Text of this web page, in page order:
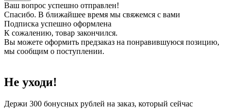
Ваш вопрос успешно отправлен!
Спасибо. В ближайшее время мы свяжемся с вами
Подписка успешно оформлена
К сожалению, товар закончился.
Вы можете оформить предзаказ на понравившуюся позицию,
мы сообщим о поступлении.
Не уходи!
Держи 300 бонусных рублей на заказ, который сейчас